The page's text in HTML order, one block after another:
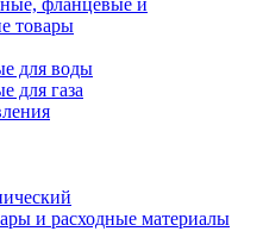
фланцевые и
товары
для воды
для газа
и расходные материалы